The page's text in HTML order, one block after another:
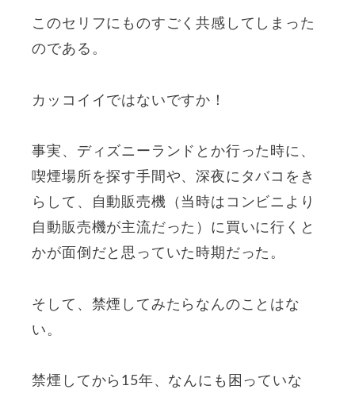
このセリフにものすごく共感してしまった
のである。
カッコイイではないですか！
事実、ディズニーランドとか行った時に、
喫煙場所を探す手間や、深夜にタバコをき
らして、自動販売機（当時はコンビニより
自動販売機が主流だった）に買いに行くと
かが面倒だと思っていた時期だった。
そして、禁煙してみたらなんのことはな
い。
禁煙してから15年、なんにも困っていな